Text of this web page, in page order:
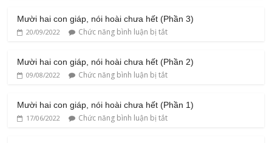
Mười hai con giáp, nói hoài chưa hết (Phần 3)
20/09/2022 Chức năng bình luận bị tắt
Mười hai con giáp, nói hoài chưa hết (Phần 2)
09/08/2022 Chức năng bình luận bị tắt
Mười hai con giáp, nói hoài chưa hết (Phần 1)
17/06/2022 Chức năng bình luận bị tắt